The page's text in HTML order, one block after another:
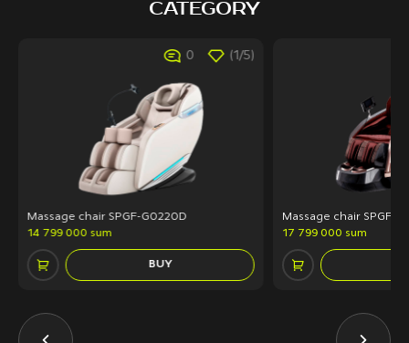
CATEGORY
0 (1/5)
Massage chair SPGF-G0220D
14 799 000 sum
BUY
Massage chair SPGF
17 799 000 sum